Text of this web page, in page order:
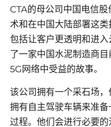
CTA的母公司中国电信
术和在中国大陆部署这类
包括让客户更透明和进
了一家中国水泥制造商
5G网络中受益的故事。
该公司拥有一个采石场
拥有自主驾驶车辆来准
过程。他们会进行必要